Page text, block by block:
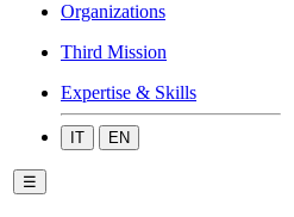
Organizations
Third Mission
Expertise & Skills
IT EN
☰